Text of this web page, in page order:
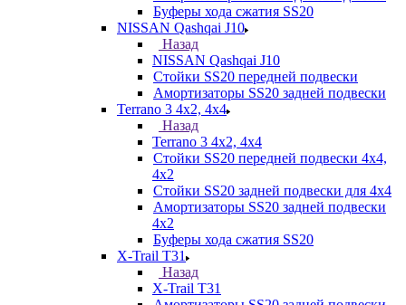
Буферы хода сжатия SS20
NISSAN Qashqai J10
Назад
NISSAN Qashqai J10
Стойки SS20 передней подвески
Амортизаторы SS20 задней подвески
Terrano 3 4х2, 4х4
Назад
Terrano 3 4х2, 4х4
Стойки SS20 передней подвески 4х4,
4x2
Стойки SS20 задней подвески для 4х4
Амортизаторы SS20 задней подвески
4х2
Буферы хода сжатия SS20
X-Trail T31
Назад
X-Trail T31